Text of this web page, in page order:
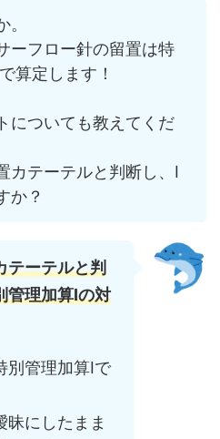
ーフロー針の留置は特
算定します！
についても教えてくだ
カテーテルと判断し、Ⅰ
か？
テーテルと判
理加算Ⅰの対
管理加算Ⅰで
昧にしたまま